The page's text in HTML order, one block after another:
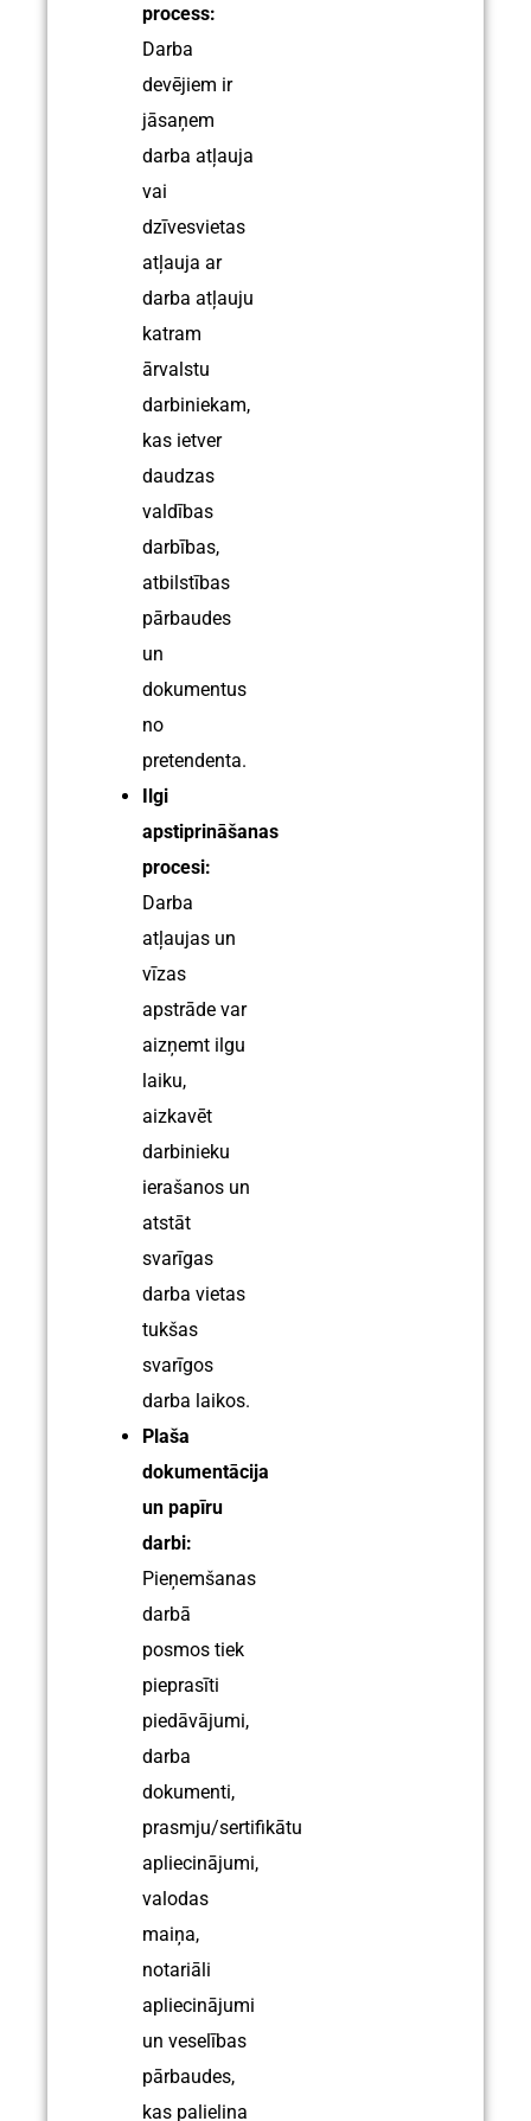
process:
Darba
devējiem ir
jāsaņem
darba atļauja
vai
dzīvesvietas
atļauja ar
darba atļauju
katram
ārvalstu
darbiniekam,
kas ietver
daudzas
valdības
darbības,
atbilstības
pārbaudes
un
dokumentus
no
pretendenta.
Ilgi
apstiprināšanas
procesi:
Darba
atļaujas un
vīzas
apstrāde var
aizņemt ilgu
laiku,
aizkavēt
darbinieku
ierašanos un
atstāt
svarīgas
darba vietas
tukšas
svarīgos
darba laikos.
Plaša
dokumentācija
un papīru
darbi:
Pieņemšanas
darbā
posmos tiek
pieprasīti
piedāvājumi,
darba
dokumenti,
prasmju/sertifikātu
apliecinājumi,
valodas
maiņa,
notariāli
apliecinājumi
un veselības
pārbaudes,
kas palielina